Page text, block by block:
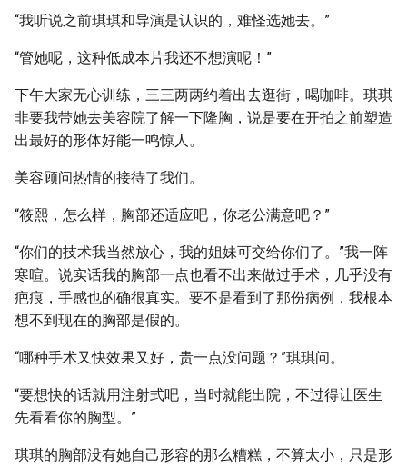
“我听说之前琪琪和导演是认识的，难怪选她去。”
“管她呢，这种低成本片我还不想演呢！”
下午大家无心训练，三三两两约着出去逛街，喝咖啡。琪琪
非要我带她去美容院了解一下隆胸，说是要在开拍之前塑造
出最好的形体好能一鸣惊人。
美容顾问热情的接待了我们。
“筱熙，怎么样，胸部还适应吧，你老公满意吧？”
“你们的技术我当然放心，我的姐妹可交给你们了。”我一阵
寒暄。说实话我的胸部一点也看不出来做过手术，几乎没有
疤痕，手感也的确很真实。要不是看到了那份病例，我根本
想不到现在的胸部是假的。
“哪种手术又快效果又好，贵一点没问题？”琪琪问。
“要想快的话就用注射式吧，当时就能出院，不过得让医生
先看看你的胸型。”
琪琪的胸部没有她自己形容的那么糟糕，不算太小，只是形